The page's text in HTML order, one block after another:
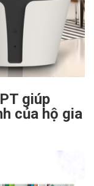
giúp
của hộ gia